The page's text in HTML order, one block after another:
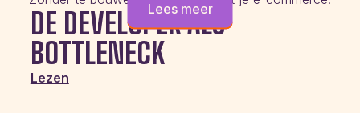
Lees meer
DE DEVELOPER ALS
BOTTLENECK
Lezen